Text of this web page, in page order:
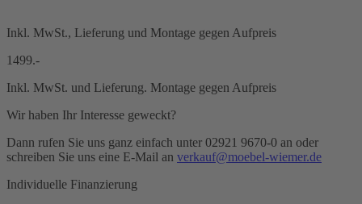
Inkl. MwSt., Lieferung und Montage gegen Aufpreis
1499.-
Inkl. MwSt. und Lieferung. Montage gegen Aufpreis
Wir haben Ihr Interesse geweckt?
Dann rufen Sie uns ganz einfach unter 02921 9670-0 an oder
schreiben Sie uns eine E-Mail an verkauf@moebel-wiemer.de
Individuelle Finanzierung